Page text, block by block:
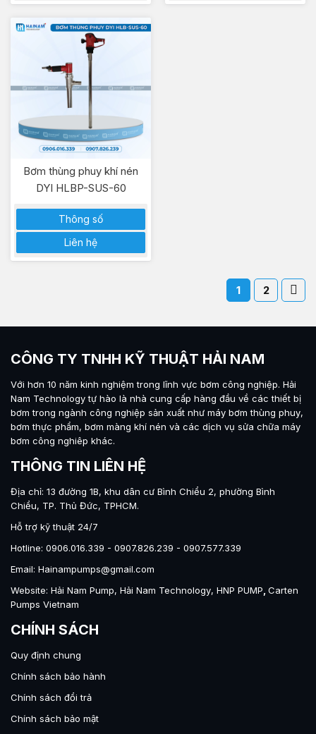
Bơm thùng phuy khí nén
DYI HLBP-SUS-60
Thông số
Liên hệ
1 2
CÔNG TY TNHH KỸ THUẬT HẢI NAM
Với hơn 10 năm kinh nghiệm trong lĩnh vực bơm công nghiệp. Hải
Nam Technologytự hào là nhà cung cấp hàng đầu về các thiết bị
bơm trong ngành công nghiệp sản xuất như máy bơm thùng phuy,
bơm thực phẩm, bơm màng khí nén và các dịch vụ sửa chữa máy
bơm công nghiêp khác.
THÔNG TIN LIÊN HỆ
Địa chỉ: 13 đường 1B, khu dân cư Bình Chiểu 2, phường Bình
Chiểu, TP. Thủ Đức, TPHCM.
Hỗ trợ kỹ thuật 24/7
Hotline: 0906.016.339 - 0907.826.239 - 0907.577.339
Email: Hainampumps@gmail.com
Website: Hải Nam Pump, Hải Nam Technology, HNP PUMP Carten
Pumps Vietnam
CHÍNH SÁCH
Quy định chung
Chính sách bảo hành
Chính sách đổi trả
Chính sách bảo mật